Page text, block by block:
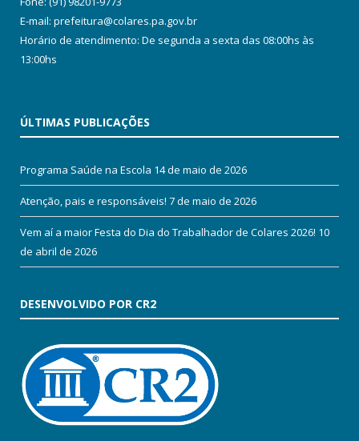
E-mail: prefeitura@colares.pa.gov.br
Horário de atendimento: De segunda a sexta das 08:00hs às
13:00hs
ÚLTIMAS PUBLICAÇÕES
Programa Saúde na Escola 14 de maio de 2026
Atenção, pais e responsáveis! 7 de maio de 2026
Vem aí a maior Festa do Dia do Trabalhador de Colares 2026! 10
de abril de 2026
DESENVOLVIDO POR CR2